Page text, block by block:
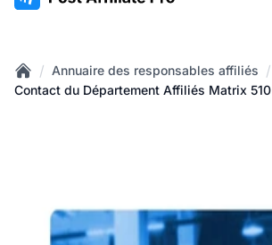
Home
/ Annuaire des responsables affiliés /
Contact du Département Affiliés Matrix 510